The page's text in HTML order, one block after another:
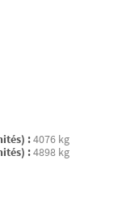
:4076 kg
:4898 kg